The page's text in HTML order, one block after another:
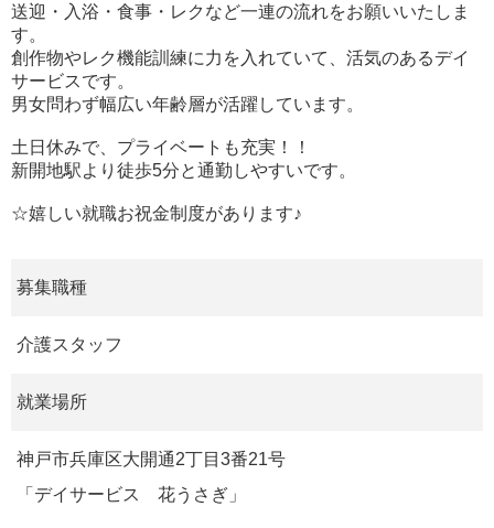
送迎・入浴・食事・レクなど一連の流れをお願いいたしま
す。
創作物やレク機能訓練に力を入れていて、活気のあるデイ
サービスです。
男女問わず幅広い年齢層が活躍しています。
土日休みで、プライベートも充実！！
新開地駅より徒歩5分と通勤しやすいです。
☆嬉しい就職お祝金制度があります♪
募集職種
介護スタッフ
就業場所
神戸市兵庫区大開通2丁目3番21号
「デイサービス 花うさぎ」